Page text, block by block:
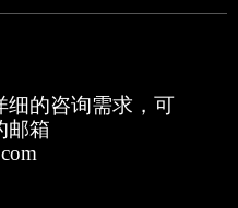
细的咨询需求，可
邮箱